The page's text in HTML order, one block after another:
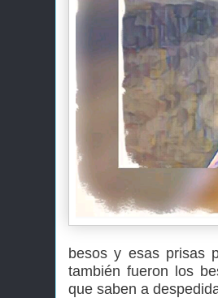
besos y esas prisas
también fueron los
que saben a